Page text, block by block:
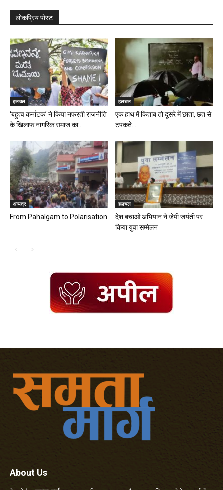
लोकप्रिय पोस्ट
हलचल
‘बहुत्व कर्नाटक’ ने किया नफरती राजनीति
के खिलाफ नागरिक समाज का...
हलचल
एक हाथ में किताब तो दूसरे में छाता, छत से
टपकते...
अन्यत्र
From Pahalgam to Polarisation
हलचल
देश बचाओ अभियान ने जेपी जयंती पर
किया युवा सम्मेलन
About Us